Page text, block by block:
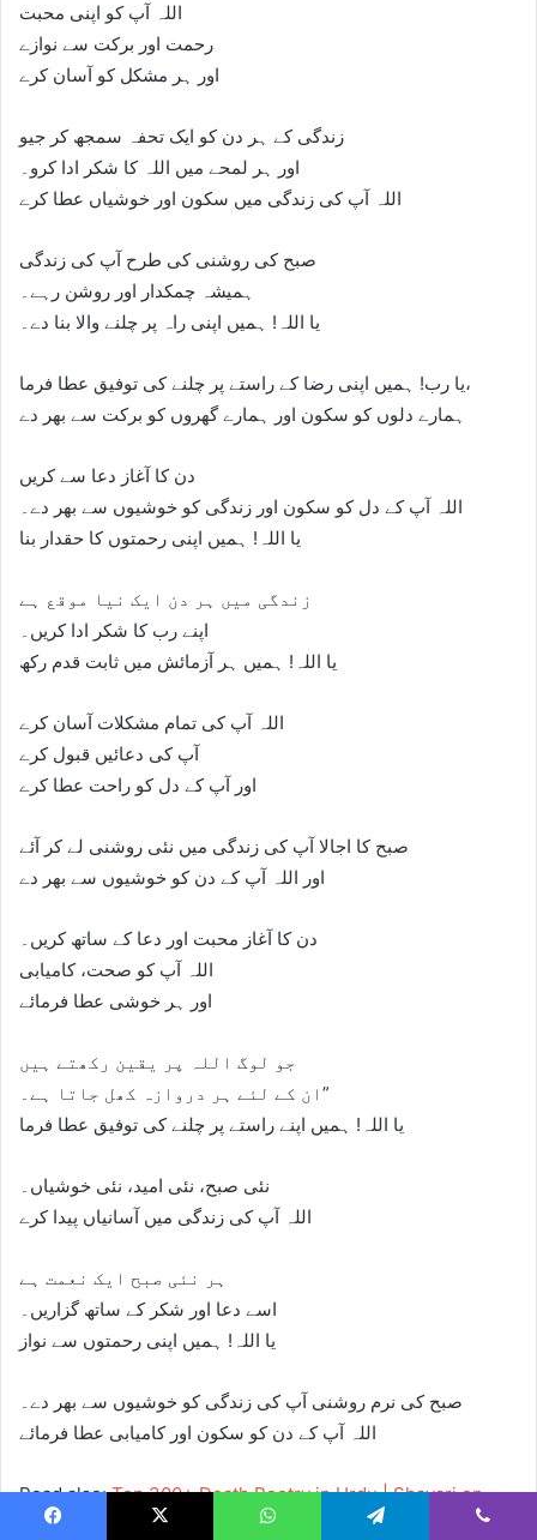
اللہ آپ کو اپنی محبت
رحمت اور برکت سے نوازے
اور ہر مشکل کو آسان کرے
زندگی کے ہر دن کو ایک تحفہ سمجھ کر جیو
اور ہر لمحے میں اللہ کا شکر ادا کرو۔
اللہ آپ کی زندگی میں سکون اور خوشیاں عطا کرے
صبح کی روشنی کی طرح آپ کی زندگی
ہمیشہ چمکدار اور روشن رہے۔
یا اللہ! ہمیں اپنی راہ پر چلنے والا بنا دے۔
یا رب! ہمیں اپنی رضا کے راستے پر چلنے کی توفیق عطا فرما،
ہمارے دلوں کو سکون اور ہمارے گھروں کو برکت سے بھر دے
دن کا آغاز دعا سے کریں
اللہ آپ کے دل کو سکون اور زندگی کو خوشیوں سے بھر دے۔
یا اللہ! ہمیں اپنی رحمتوں کا حقدار بنا
زندگی میں ہر دن ایک نیا موقع ہے
اپنے رب کا شکر ادا کریں۔
یا اللہ! ہمیں ہر آزمائش میں ثابت قدم رکھ
اللہ آپ کی تمام مشکلات آسان کرے
آپ کی دعائیں قبول کرے
اور آپ کے دل کو راحت عطا کرے
صبح کا اجالا آپ کی زندگی میں نئی روشنی لے کر آئے
اور اللہ آپ کے دن کو خوشیوں سے بھر دے
دن کا آغاز محبت اور دعا کے ساتھ کریں۔
اللہ آپ کو صحت، کامیابی
اور ہر خوشی عطا فرمائے
جو لوگ اللہ پر یقین رکھتے ہیں
ان کے لئے ہر دروازہ کھل جاتا ہے۔”
یا اللہ! ہمیں اپنے راستے پر چلنے کی توفیق عطا فرما
نئی صبح، نئی امید، نئی خوشیاں۔
اللہ آپ کی زندگی میں آسانیاں پیدا کرے
ہر نئی صبح ایک نعمت ہے
اسے دعا اور شکر کے ساتھ گزاریں۔
یا اللہ! ہمیں اپنی رحمتوں سے نواز
صبح کی نرم روشنی آپ کی زندگی کو خوشیوں سے بھر دے۔
اللہ آپ کے دن کو سکون اور کامیابی عطا فرمائے
Read also:Top 300+ Death Poetry in Urdu | Shayari on
Death 2 Lines